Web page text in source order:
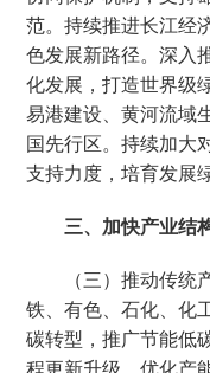
范。持续推进长江经
色发展新路径。深入
化发展，打造世界级
易港建设、黄河流域
国先行区。持续加大
支持力度，培育发展
三、加快产业结
（三）推动传
铁、有色、石化、化
碳转型，推广节能低
程更新升级。优化产